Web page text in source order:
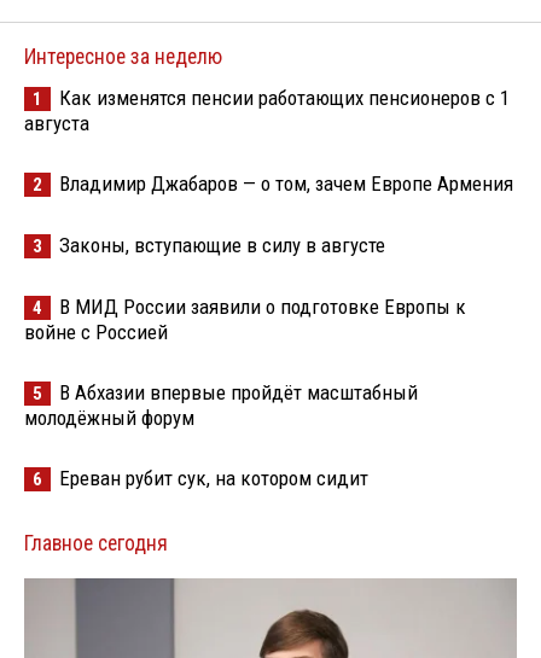
Интересное за неделю
1
Как изменятся пенсии работающих пенсионеров с 1
августа
2 Владимир Джабаров — о том, зачем Европе Армения
3 Законы, вступающие в силу в августе
4
В МИД России заявили о подготовке Европы к
войне с Россией
5
В Абхазии впервые пройдёт масштабный
молодёжный форум
6 Ереван рубит сук, на котором сидит
Главное сегодня